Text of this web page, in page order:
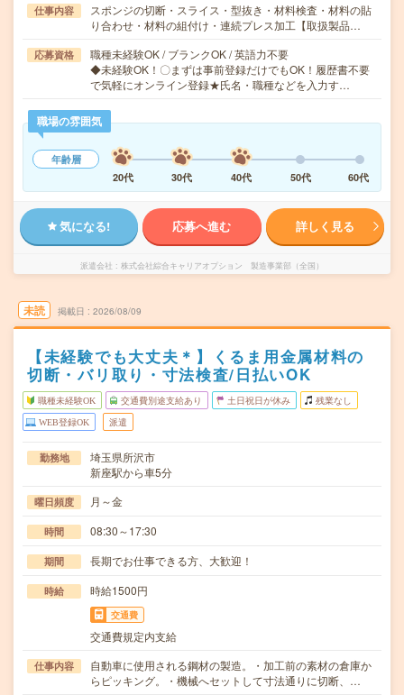
仕事内容
スポンジの切断・スライス・型抜き・材料検査・材料の貼
り合わせ・材料の組付け・連続プレス加工【取扱製品…
応募資格
職種未経験OK / ブランクOK / 英語力不要
◆未経験OK！〇まずは事前登録だけでもOK！履歴書不要
で気軽にオンライン登録★氏名・職種などを入力す…
職場の雰囲気
年齢層
20代
30代 40代 50代 60代
気になる! 応募へ進む 詳しく見る
派遣会社 株式会社綜合キャリアオプション 製造事業部（全国）
未読 掲載日 2026/08/09
【未経験でも大丈夫＊】くるま用金属材料の
切断・バリ取り・寸法検査/日払いOK
職種未経験OK 交通費別途支給あり 土日祝日が休み 残業なし
WEB登録OK 派遣
勤務地
埼玉県所沢市
新座駅から車5分
曜日頻度 月～金
時間 08:30～17:30
期間 長期でお仕事できる方、大歓迎！
時給 時給1500円
交通費
交通費規定内支給
仕事内容
自動車に使用される鋼材の製造。・加工前の素材の倉庫か
らピッキング。・機械へセットして寸法通りに切断、…